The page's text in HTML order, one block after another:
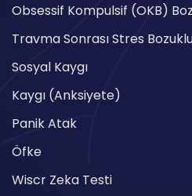
Obsessif Kompulsif (OKB)
Travma Sonrası Stres
Sosyal Kaygı
Kaygı (Anksiyete)
Panik Atak
Öfke
Wiscr Zeka Testi